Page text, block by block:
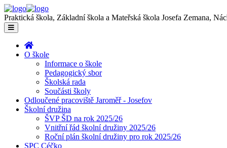
Praktická škola, Základní škola a Mateřská škola Josefa Zemana,
O škole
Informace o škole
Pedagogický sbor
Školská rada
Součásti školy
Odloučené pracoviště Jaroměř - Josefov
Školní družina
ŠVP ŠD na rok 2025/26
Vnitřní řád školní družiny 2025/26
Roční plán školní družiny pro rok 2025/26
SPC Céčko